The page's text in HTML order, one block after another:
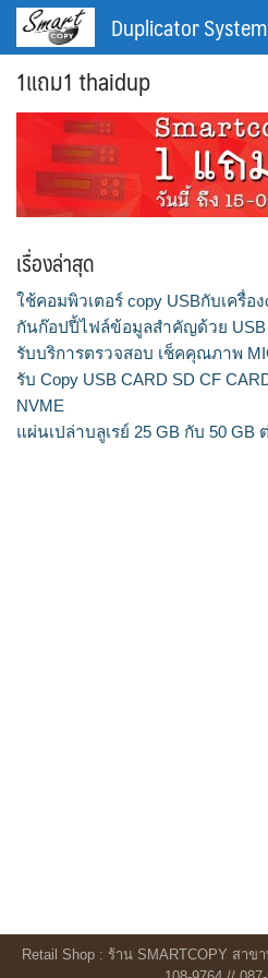
Skip
ค้นหา:
Duplicator System
1แถม1 thaidup
เรื่องล่าสุด
ใช้คอมพิวเตอร์ copy USBกับเครื่อ
กันก๊อปปี้ไฟล์ข้อมูลสำคัญด้วย USB
รับบริการตรวจสอบ เช็คคุณภาพ
รับ Copy USB CARD SD CF
NVME
แผ่นเปล่าบลูเรย์ 25 GB กับ 50 GB
Retail Shop : ร้าน SMARTCOPY สาข